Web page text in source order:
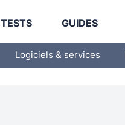
TESTS GUIDES
Logiciels & services